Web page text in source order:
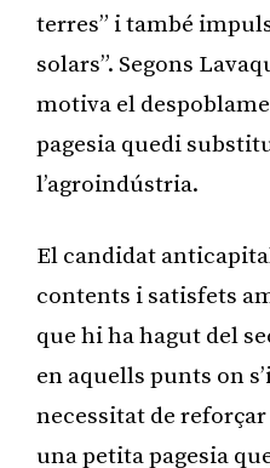
terres” i també
solars”. Segons
motiva el
pagesia quedi
l’agroindústria.
El candidat
contents i satisfets
que hi ha hagut del
en aquells punts on
necessitat de
una petita pagesia